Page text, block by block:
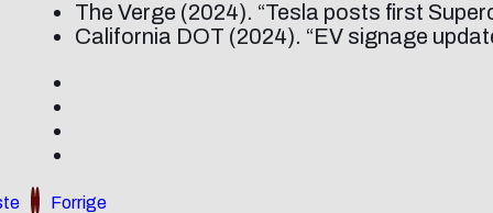
The Verge (2024). “Tesla posts first
California DOT (2024). “EV signage
Forrige